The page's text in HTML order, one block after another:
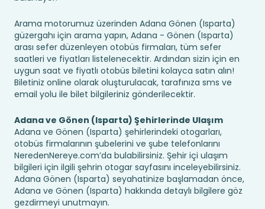
Arama motorumuz üzerinden Adana Gönen (Isparta)
güzergahı için arama yapın, Adana - Gönen (Isparta)
arası sefer düzenleyen otobüs firmaları, tüm sefer
saatleri ve fiyatları listelenecektir. Ardından sizin için en
uygun saat ve fiyatlı otobüs biletini kolayca satın alın!
Biletiniz online olarak oluşturulacak, tarafınıza sms ve
email yolu ile bilet bilgileriniz gönderilecektir.
Adana ve Gönen (Isparta) Şehirlerinde Ulaşım
Adana ve Gönen (Isparta) şehirlerindeki otogarları,
otobüs firmalarının şubelerini ve şube telefonlarını
NeredenNereye.com’da bulabilirsiniz. Şehir içi ulaşım
bilgileri için ilgili şehrin otogar sayfasını inceleyebilirsiniz.
Adana Gönen (Isparta) seyahatinize başlamadan önce,
Adana ve Gönen (Isparta) hakkında detaylı bilgilere göz
gezdirmeyi unutmayın.